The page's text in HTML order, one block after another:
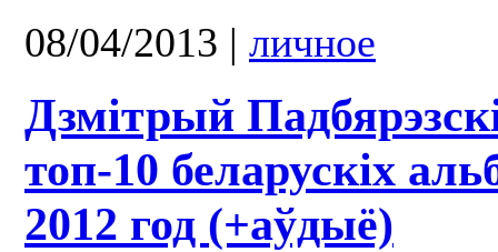
08/04/2013 | личное
Дзмітрый
топ-10 беларускіх
2012 год (+аўдыё)